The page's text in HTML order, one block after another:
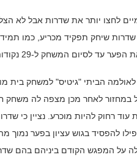
שדרות שיחק תפקיד מכריע, כמו
29 נקודות. בסיום עוד ניצחון לאוסף: 84:55.
הביתי "גיטיס" למשחק בית
לאחר מכן מצפה לה משחק
עוד רחוק להיות מוכרע. נציין
להפסיד בגוש עציון בפער
על המפגש הקודם ביניהם בהם